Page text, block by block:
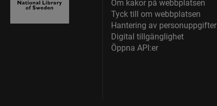
Om kakor på webbplatsen
Tyck till om webbplatsen
Hantering av personuppgifter
Digital tillgänglighet
Öppna API:er